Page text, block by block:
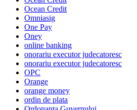
Ocean Credit
Omniasig
One Pay
Oney
online banking
onorariu executor judecatoresc
onorariu executor judecatoresc
OPC
Orange
orange money
ordin de plata